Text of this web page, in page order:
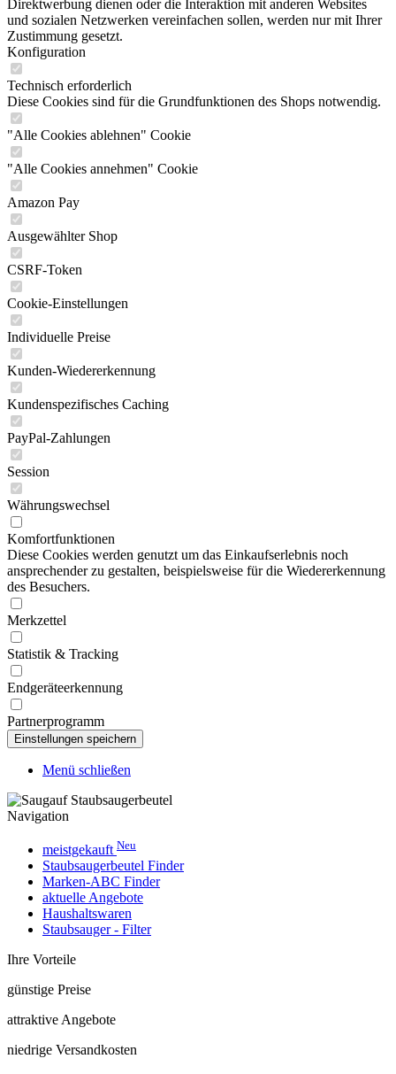
Direktwerbung dienen oder die Interaktion mit anderen Websites
und sozialen Netzwerken vereinfachen sollen, werden nur mit Ihrer
Zustimmung gesetzt.
Konfiguration
Technisch erforderlich
Diese Cookies sind für die Grundfunktionen des Shops notwendig.
"Alle Cookies ablehnen" Cookie
"Alle Cookies annehmen" Cookie
Amazon Pay
Ausgewählter Shop
CSRF-Token
Cookie-Einstellungen
Individuelle Preise
Kunden-Wiedererkennung
Kundenspezifisches Caching
PayPal-Zahlungen
Session
Währungswechsel
Komfortfunktionen
Diese Cookies werden genutzt um das Einkaufserlebnis noch
ansprechender zu gestalten, beispielsweise für die Wiedererkennung
des Besuchers.
Merkzettel
Statistik & Tracking
Endgeräteerkennung
Partnerprogramm
Menü schließen
Navigation
meistgekauft Neu
Staubsaugerbeutel Finder
Marken-ABC Finder
aktuelle Angebote
Haushaltswaren
Staubsauger - Filter
Ihre Vorteile
günstige Preise
attraktive Angebote
niedrige Versandkosten